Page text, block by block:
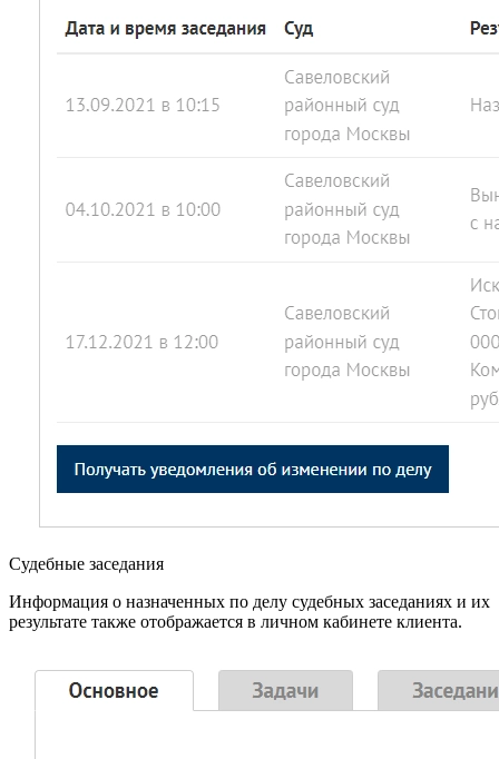
Судебные заседания
Информация о назначенных по делу судебных заседаниях и их
результате также отображается в личном кабинете клиента.